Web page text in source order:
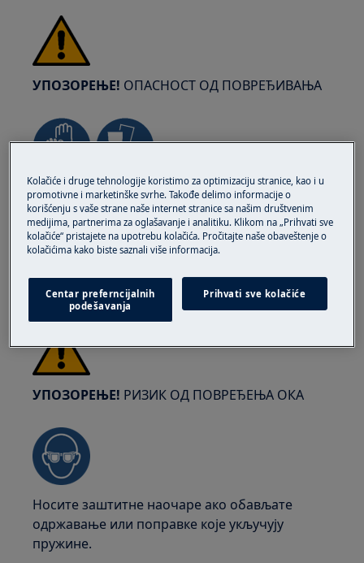
УПОЗОРЕЊЕ! ОПАСНОСТ ОД ПОВРЕЂИВАЊА
Увек будите обазриви при померању апарата.
За тешке апарате најбезбедније је да их две
особе померају. Увек користите заштитне
рукавице и обућу. Носите заштитне рукавице
у сваком тренутку да бисте се заштитили од
посекотина од оштрих ивица.
УПОЗОРЕЊЕ! РИЗИК ОД ПОВРЕЂЕЊА ОКА
Носите заштитне наочаре ако обављате
одржавање или поправке које укључују
пружине.
Kolačiće i druge tehnologije koristimo za optimizaciju stranice, kao i u
promotivne i marketinške svrhe. Takođe delimo informacije o
korišćenju s vaše strane naše internet stranice sa našim društvenim
medijima, partnerima za oglašavanje i analitiku. Klikom na „Prihvati sve
kolačiće“ pristajete na upotrebu kolačića. Pročitajte naše obaveštenje o
kolačićima kako biste saznali više informacija.
Centar preferncijalnih
podešavanja
Prihvati sve kolačiće